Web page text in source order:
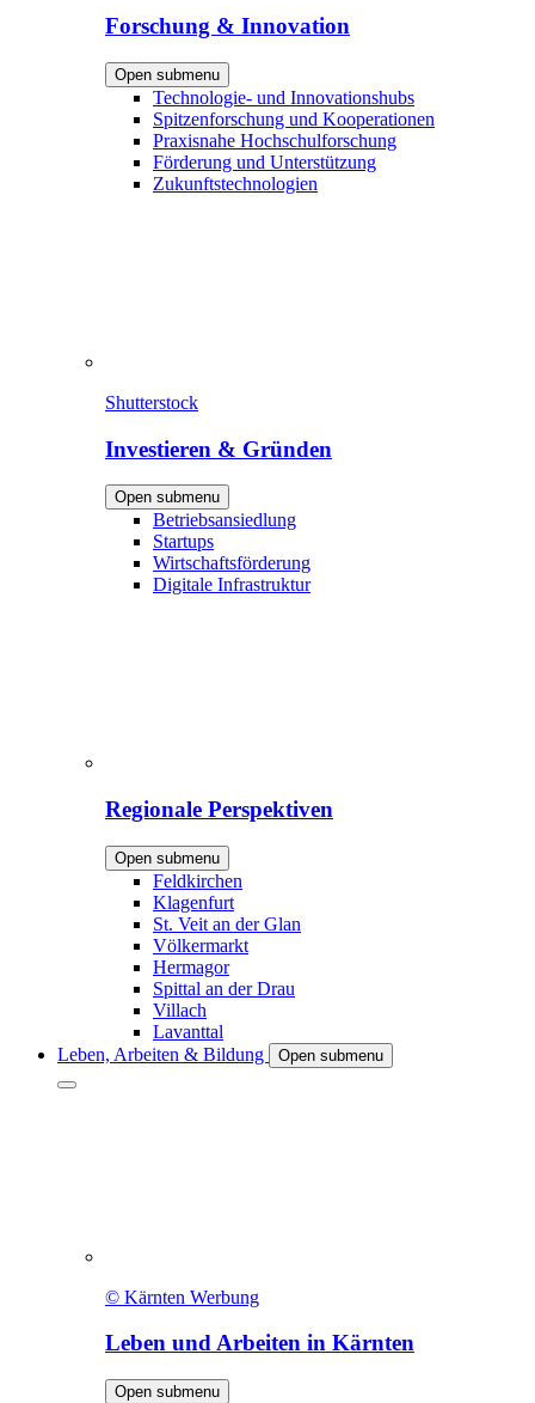
Forschung & Innovation
Open submenu
Technologie- und Innovationshubs
Spitzenforschung und Kooperationen
Praxisnahe Hochschulforschung
Förderung und Unterstützung
Zukunftstechnologien
Shutterstock
Investieren & Gründen
Open submenu
Betriebsansiedlung
Startups
Wirtschaftsförderung
Digitale Infrastruktur
Regionale Perspektiven
Open submenu
Feldkirchen
Klagenfurt
St. Veit an der Glan
Völkermarkt
Hermagor
Spittal an der Drau
Villach
Lavanttal
Leben, Arbeiten & Bildung
Open submenu
© Kärnten Werbung
Leben und Arbeiten in Kärnten
Open submenu